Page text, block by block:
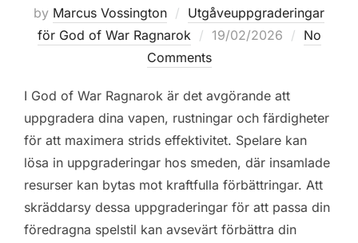
by Marcus Vossington
Utgåveuppgraderingar
för God of War Ragnarok
Posted
on
19/02/2026
No
Comments
I God of War Ragnarok är det avgörande att
uppgradera dina vapen, rustningar och färdigheter
för att maximera strids effektivitet. Spelare kan
lösa in uppgraderingar hos smeden, där insamlade
resurser kan bytas mot kraftfulla förbättringar. Att
skräddarsy dessa uppgraderingar för att passa din
föredragna spelstil kan avsevärt förbättra din